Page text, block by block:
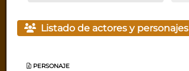
Listado de actores y personajes
PERSONAJE